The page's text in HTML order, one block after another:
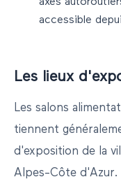
accessible
Les lieux
Les salons
tiennent
d'exposition de la
Alpes-Côte d'Azur.